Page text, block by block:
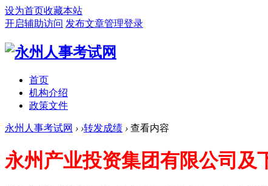
设为首页收藏本站
开启辅助访问 发布文章管理登录
首页
机构介绍
政策文件
永州人事考试网 › ›转发成绩 › 查看内容
永州产业投资集团有限公司及